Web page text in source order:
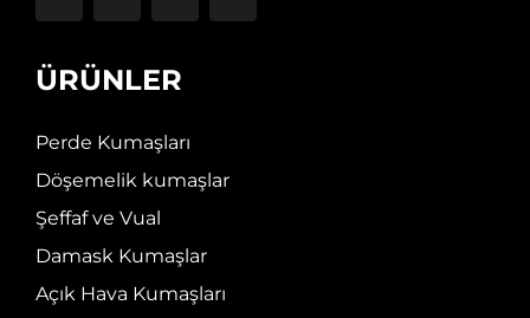
ÜRÜNLER
Perde Kumaşları
Döşemelik kumaşlar
Şeffaf ve Vual
Damask Kumaşlar
Açık Hava Kumaşları